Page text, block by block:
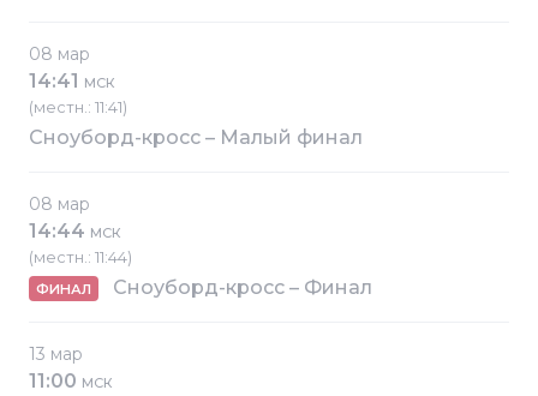
08 мар
14:41 МСК
(местн.: 11:41)
Сноуборд-кросс – Малый финал
08 мар
14:44 МСК
(местн.: 11:44)
ФИНАЛ Сноуборд-кросс – Финал
13 мар
11:00 МСК